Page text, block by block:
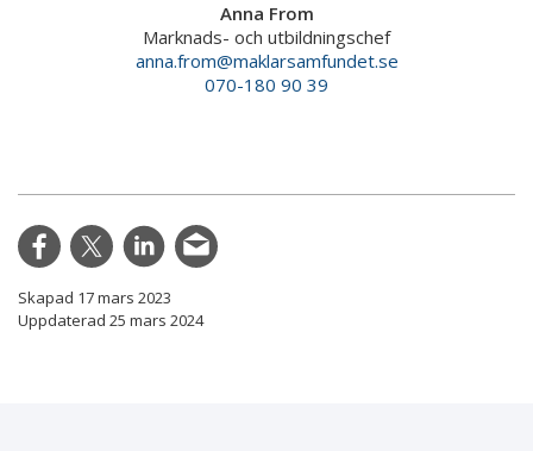
Anna From
Marknads- och utbildningschef
anna.from@maklarsamfundet.se
070-180 90 39
Skapad 17 mars 2023
Uppdaterad 25 mars 2024